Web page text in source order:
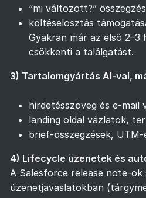
“mi változott?”
költéselosztás
Gyakran már az első
csökkenti a találgatást.
3) Tartalomgyártás AI-val,
hirdetésszöveg és e-
landing oldal vázlatok,
brief-összegzések,
4) Lifecycle üzenetek és
A Salesforce release note-
üzenetjavaslatokban